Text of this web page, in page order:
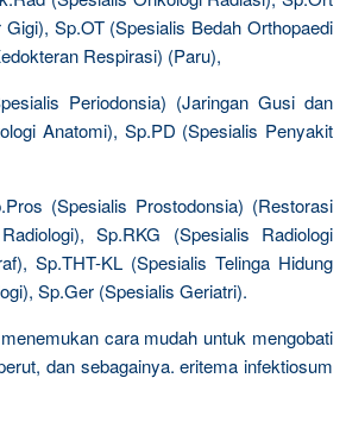
Sp.OT (Spesialis Bedah Orthopaedi
Respirasi) (Paru),
Periodonsia) (Jaringan Gusi dan
Anatomi), Sp.PD (Spesialis Penyakit
(Spesialis Prostodonsia) (Restorasi
Sp.RKG (Spesialis Radiologi
Sp.THT-KL (Spesialis Telinga Hidung
Sp.Ger (Spesialis Geriatri).
cara mudah untuk mengobati
dan sebagainya. eritema infektiosum